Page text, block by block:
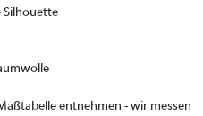
Silhouette
entnehmen - wir messen